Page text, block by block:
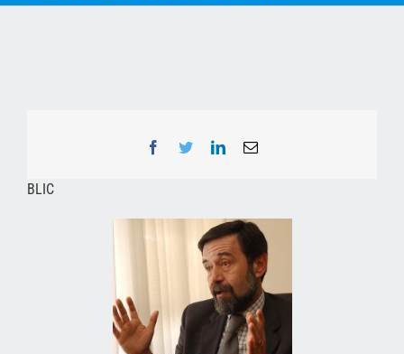
Facebook
TwitterLinkedInEmail
BLIC